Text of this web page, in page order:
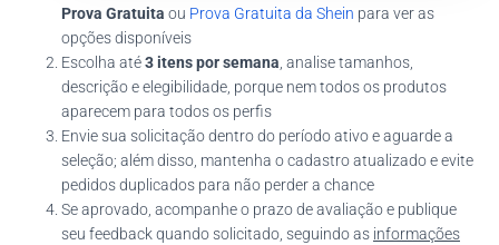
Prova Gratuita ou Prova Gratuita da Shein para ver as
opções disponíveis
Escolha até3 itens por semana, analise tamanhos,
descrição e elegibilidade, porque nem todos os produtos
aparecem para todos os perfis
Envie sua solicitação dentro do período ativo e aguarde a
seleção; além disso, mantenha o cadastro atualizado e evite
pedidos duplicados para não perder a chance
Se aprovado, acompanhe o prazo de avaliação e publique
seu feedback quando solicitado, seguindo as informações